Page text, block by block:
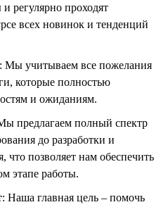
регулярно проходят
всех новинок и тенденций
: Мы учитываем все пожелания
которые полностью
и ожиданиям.
предлагаем полный спектр
до разработки и
позволяет нам обеспечить
этапе работы.
: Наша главная цель – помочь